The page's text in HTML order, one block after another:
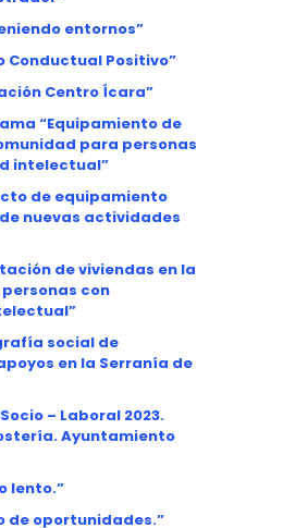
entornos”
Conductual Positivo”
Centro Ícara”
“Equipamiento de
para personas
intelectual”
de equipamiento
nuevas actividades
de viviendas en la
con
social de
en la Serranía de
– Laboral 2023.
Ayuntamiento
lento.”
de oportunidades.”